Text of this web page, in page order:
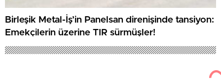
Birleşik Metal-İş’in Panelsan direnişinde tansiyon:
Emekçilerin üzerine TIR sürmüşler!